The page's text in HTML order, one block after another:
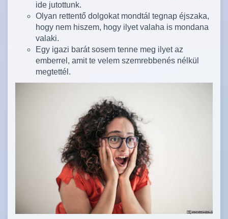
ide jutottunk.
Olyan rettentő dolgokat mondtál tegnap éjszaka,
hogy nem hiszem, hogy ilyet valaha is mondana
valaki.
Egy igazi barát sosem tenne meg ilyet az
emberrel, amit te velem szemrebbenés nélkül
megtettél.